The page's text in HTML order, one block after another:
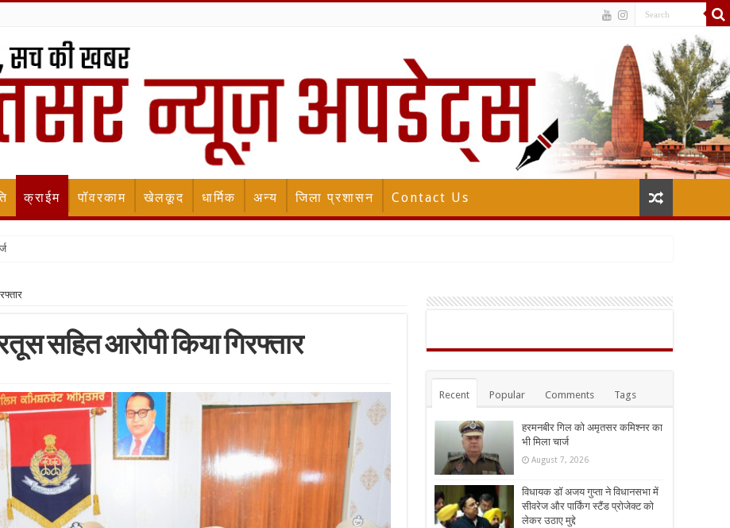
क्राईम पॉवरकाम खेलकूद धार्मिक अन्य जिला प्रशासन Contact Us
सहित आरोपी किया गिरफ्तार
Recent Popular Comments Tags
हरमनबीर गिल को अमृतसर कमिश्नर का
भी मिला चार्ज
August 7, 2026
विधायक डॉ अजय गुप्ता ने विधानसभा में
सीवरेज और पार्किंग स्टैंड प्रोजेक्ट को
लेकर उठाए मुद्दे